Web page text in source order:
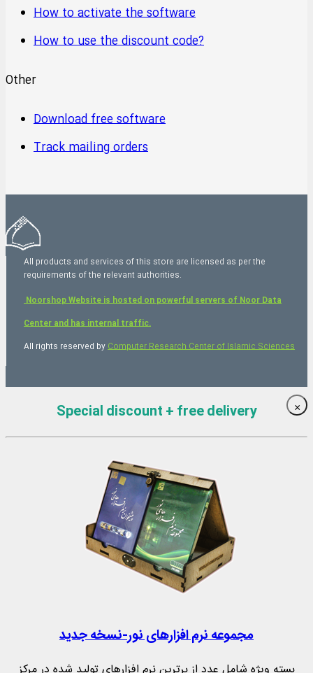
How to activate the software
How to use the discount code?
Other
Download free software
Track mailing orders
All products and services of this store are licensed as per the
requirements of the relevant authorities.
Noorshop Website is hosted on powerful servers of Noor Data
Center and has internal traffic.
All rights reserved byComputer Research Center of Islamic Sciences
Special discount + free delivery ×
مجموعه نرم‌ افزارهای نور-نسخه جدید